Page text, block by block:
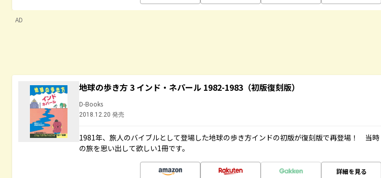
AD
地球の歩き方 3 インド・ネパール 1982-1983（初版復刻版）
D-Books
2018.12.20 発売
1981年、旅人のバイブルとして登場した地球の歩き方インドの初版が復刻版で再登場！ 当時
の旅を思い出して欲しい1冊です。
詳細を見る